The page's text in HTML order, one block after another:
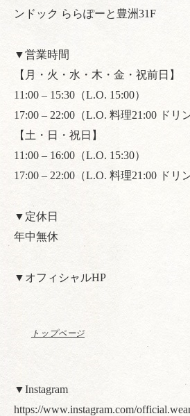
ンドック ららぽーと豊洲31F
▼営業時間
【月・火・水・木・金・祝前日】
11:00 – 15:30（L.O. 15:00）
17:00 – 22:00（L.O. 料理21:00 ドリ
【土・日・祝日】
11:00 – 16:00（L.O. 15:30）
17:00 – 22:00（L.O. 料理21:00 ドリ
▼定休日
年中無休
▼オフィシャルHP
トップページ
▼Instagram
https://www.instagram.com/